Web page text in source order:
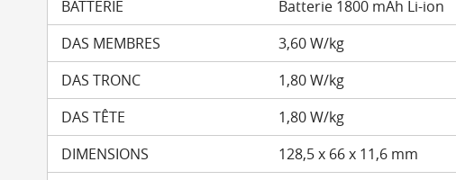
BATTERIE
Batterie 1800 mAh Li-ion
DAS MEMBRES
3,60 W/kg
DAS TRONC
1,80 W/kg
DAS TÊTE
1,80 W/kg
DIMENSIONS
128,5 x 66 x 11,6 mm